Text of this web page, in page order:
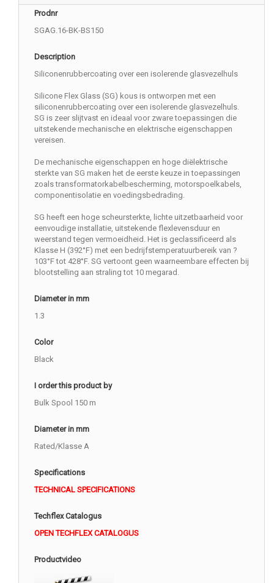
Prodnr
SGAG.16-BK-BS150
Description
Siliconenrubbercoating over een isolerende glasvezelhuls
Silicone Flex Glass (SG) kous is ontworpen met een
siliconenrubbercoating over een isolerende glasvezelhuls.
SG is zeer slijtvast en ideaal voor zware toepassingen die
uitstekende mechanische en elektrische eigenschappen
vereisen.
De mechanische eigenschappen en hoge diëlektrische
sterkte van SG maken het de eerste keuze in toepassingen
zoals transformatorkabelbescherming, motorspoelkabels,
componentisolatie en voedingsbedrading.
SG heeft een hoge scheursterkte, lichte uitzetbaarheid voor
eenvoudige installatie, uitstekende flexlevensduur en
weerstand tegen vermoeidheid. Het is geclassificeerd als
Klasse H (392°F) met een bedrijfstemperatuurbereik van ?
103°F tot 428°F. SG vertoont geen waarneembare effecten bij
blootstelling aan straling tot 10 megarad.
Diameter in mm
1.3
Color
Black
I order this product by
Bulk Spool 150 m
Diameter in mm
Rated/Klasse A
Specifications
TECHNICAL SPECIFICATIONS
Techflex Catalogus
OPEN TECHFLEX CATALOGUS
Productvideo